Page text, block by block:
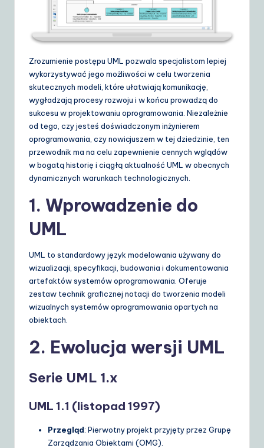
&
S
o
ft
w
lu
ti
Zrozumienie postępu UML pozwala specjalistom lepiej
wykorzystywać jego możliwości w celu tworzenia
skutecznych modeli, które ułatwiają komunikację,
wygładzają procesy rozwoju i w końcu prowadzą do
sukcesu w projektowaniu oprogramowania. Niezależnie
od tego, czy jesteś doświadczonym inżynierem
oprogramowania, czy nowicjuszem w tej dziedzinie, ten
przewodnik ma na celu zapewnienie cennych wglądów
w bogatą historię i ciągłą aktualność UML w obecnych
dynamicznych warunkach technologicznych.
1. Wprowadzenie do
UML
UML to standardowy język modelowania używany do
wizualizacji, specyfikacji, budowania i dokumentowania
artefaktów systemów oprogramowania. Oferuje
zestaw technik graficznej notacji do tworzenia modeli
wizualnych systemów oprogramowania opartych na
obiektach.
2. Ewolucja wersji UML
Serie UML 1.x
UML 1.1 (listopad 1997)
Przegląd: Pierwotny projekt przyjęty przez Grupę
Zarządzania Obiektami (OMG).